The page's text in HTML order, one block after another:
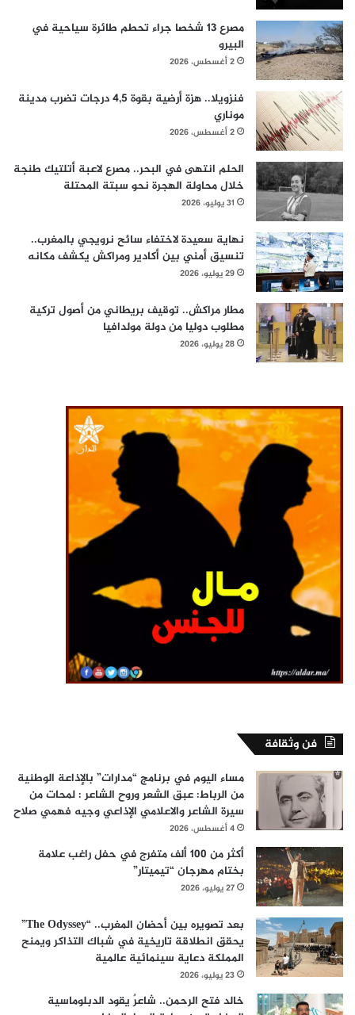
مصرع 13 شخصا جراء تحطم طائرة سياحية في
البيرو
2 أغسطس، 2026
فنزويلا.. هزة أرضية بقوة 4,5 درجات تضرب مدينة
موناري
2 أغسطس، 2026
الحلم انتهى في البحر.. مصرع لاعبة أتلتيك طنجة
خلال محاولة الهجرة نحو سبتة المحتلة
31 يوليو، 2026
نهاية سعيدة لاختفاء سائح نرويجي بالمغرب..
تنسيق أمني بين أكادير ومراكش يكشف مكانه
29 يوليو، 2026
مطار مراكش.. توقيف بريطاني من أصول تركية
مطلوب دوليا من دولة مولدافيا
28 يوليو، 2026
فن وثقافة
مساء اليوم في برنامج “مدارات” بالإذاعة الوطنية
من الرباط: عبق الشعر وروح الشاعر : لمحات من
سيرة الشاعر والاعلامي الإذاعي وجيه فهمي صلاح
4 أغسطس، 2026
أكثر من 100 ألف متفرج في حفل راغب علامة
بختام مهرجان “تيميتار”
27 يوليو، 2026
بعد تصويره بين أحضان المغرب.. “The Odyssey”
يحقق انطلاقة تاريخية في شباك التذاكر ويمنح
المملكة دعاية سينمائية عالمية
23 يوليو، 2026
خالد فتح الرحمن.. شاعرٌ يقود الدبلوماسية